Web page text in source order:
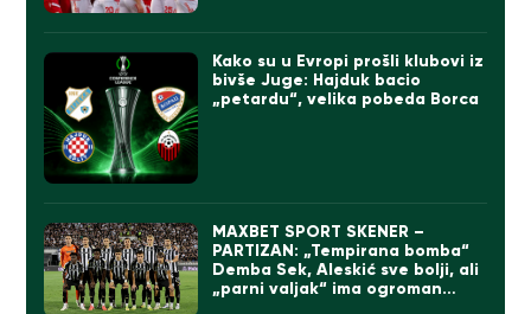
Kako su u Evropi prošli klubovi iz
bivše Juge: Hajduk bacio
„petardu“, velika pobeda Borca
MAXBET SPORT SKENER –
PARTIZAN: „Tempirana bomba“
Demba Sek, Aleskić sve bolji, ali
„parni valjak“ ima ogroman